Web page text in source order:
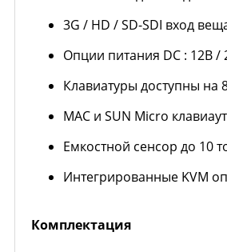
3G / HD / SD-SDI вход
Опции питания DC : 12В /
Клавиатуры доступны на
MAC и SUN Micro
Емкостной сенсор до 10
Интегрированные KVM
Комплектация